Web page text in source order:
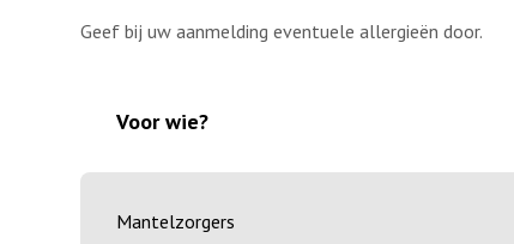
Geef bij uw aanmelding eventuele allergieën door.
Voor wie?
Mantelzorgers